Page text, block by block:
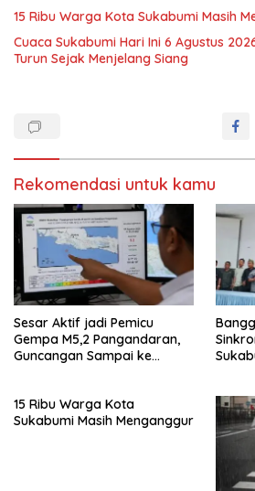
15 Ribu Warga Kota Sukabumi Masih
Cuaca Sukabumi Hari Ini 6 Agustus
Turun Sejak Menjelang Siang
Rekomendasi untuk kamu
Sesar Aktif jadi Pemicu
Gempa M5,2 Pangandaran,
Guncangan Sampai ke
15 Ribu Warga Kota
Sukabumi Masih Menganggur